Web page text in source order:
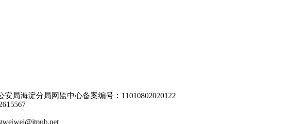
安局海淀分局网监中心备案编号：11010802020122